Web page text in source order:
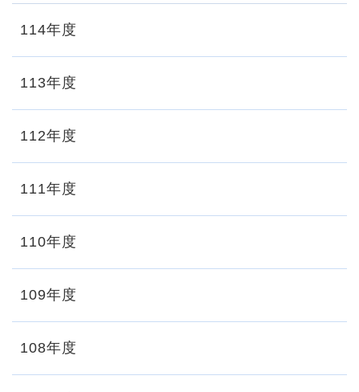
114年度
113年度
112年度
111年度
110年度
109年度
108年度